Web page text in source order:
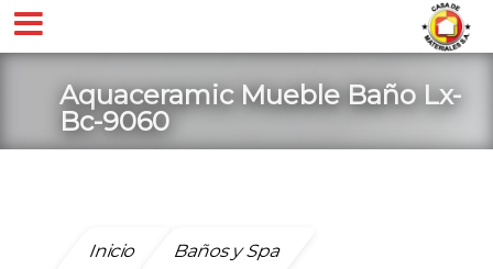
Aquaceramic Mueble Baño Lx-
Bc-9060
Inicio Baños y Spa